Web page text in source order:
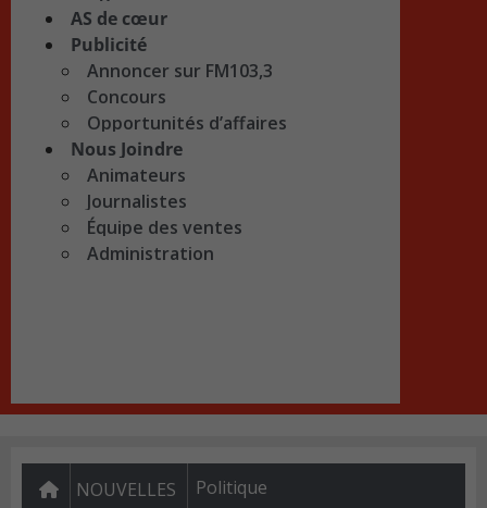
AS de cœur
Publicité
Annoncer sur FM103,3
Concours
Opportunités d’affaires
Nous Joindre
Animateurs
Journalistes
Équipe des ventes
Administration
NOUVELLES Politique